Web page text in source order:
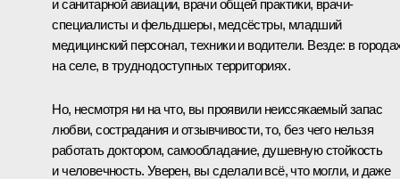
и санитарной авиации, врачи общей практики, врачи-
специалисты и фельдшеры, медсёстры, младший
медицинский персонал, техники и водители. Везде: в
на селе, в труднодоступных территориях.
Но, несмотря ни на что, вы проявили неиссякаемый запас
любви, сострадания и отзывчивости, то, без чего нельзя
работать доктором, самообладание, душевную стойкость
и человечность. Уверен, вы сделали всё, что могли, и даже